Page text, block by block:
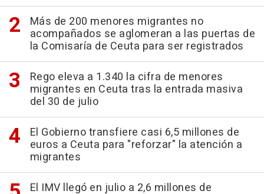
Más de 200 menores migrantes no
acompañados se aglomeran a las puertas de
la Comisaría de Ceuta para ser registrados
Rego eleva a 1.340 la cifra de menores
migrantes en Ceuta tras la entrada masiva
del 30 de julio
El Gobierno transfiere casi 6,5 millones de
euros a Ceuta para "reforzar" la atención a
migrantes
El IMV llegó en julio a 2,6 millones de